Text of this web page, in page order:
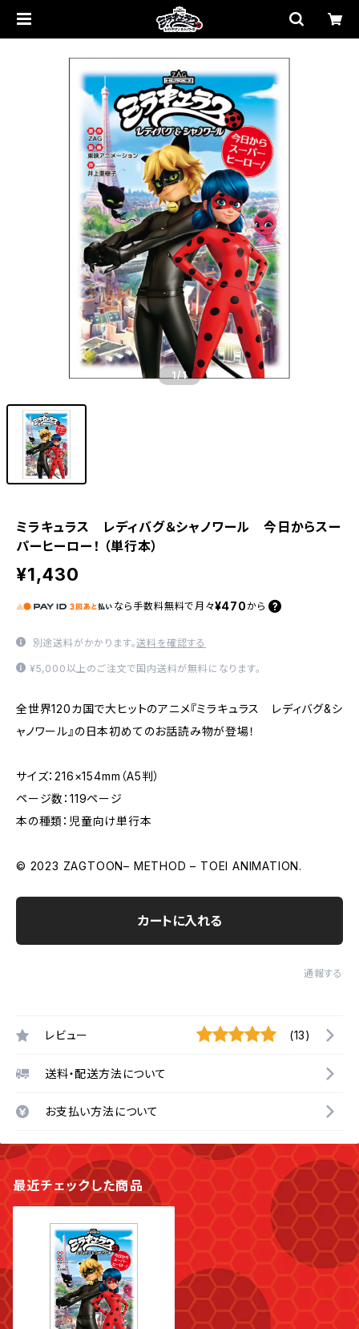
1/1
ミラキュラス レディバグ＆シャノワール 今日からスー
パーヒーロー！ （単行本）
¥1,430
なら 手数料無料で 月々¥470 から
別途送料がかかります。送料を確認する
¥5,000以上のご注文で国内送料が無料になります。
全世界120カ国で大ヒットのアニメ『ミラキュラス レディバグ&シ
ャノワール』の日本初めてのお話読み物が登場！
サイズ：216×154mm（A5判）
ページ数：119ページ
本の種類：児童向け単行本
© 2023 ZAGTOON– METHOD – TOEI ANIMATION.
カートに入れる
通報する
レビュー (13)
送料・配送方法について
お支払い方法について
最近チェックした商品